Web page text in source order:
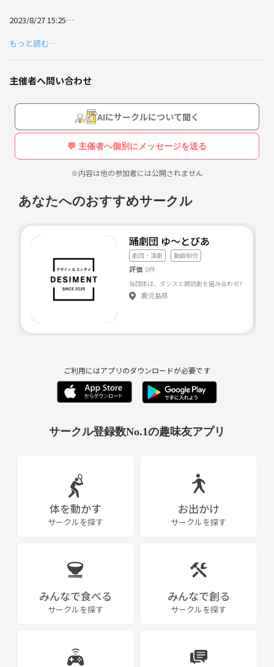
2023/8/27 15:25
みかんとことさん モスの前につきました！
みかんが白い服と帽子かぶってます
もっと読む…
主催者へ問い合わせ
AIにサークルについて聞く
💬 主催者へ個別にメッセージを送る
※内容は他の参加者には公開されません
あなたへのおすすめサークル
踊劇団 ゆ〜とぴあ
劇団・演劇 動画制作
評価 0件
鹿児島県
ご利用にはアプリのダウンロードが必要です
サークル登録数No.1の趣味友アプリ
体を動かす
サークルを探す
お出かけ
サークルを探す
みんなで食べる
サークルを探す
みんなで創る
サークルを探す